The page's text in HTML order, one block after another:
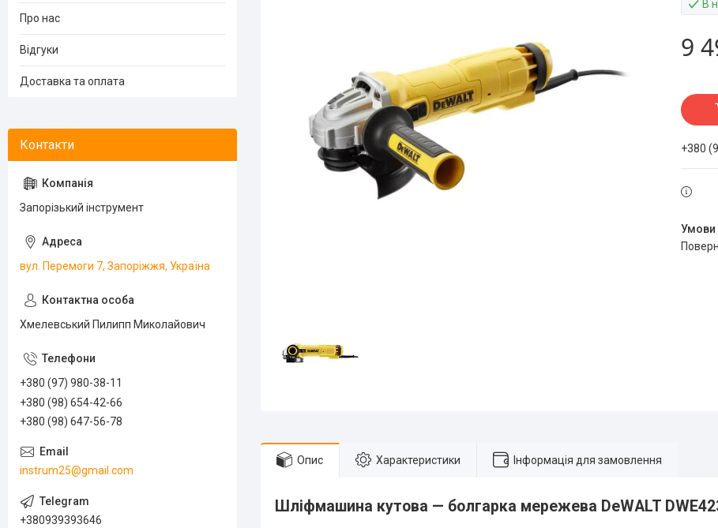
В
9
+380
Опис Характеристики Інформація для замовлення
Шліфмашина кутова — болгарка мережева DeWALT
Про нас
Відгуки
Доставка та оплата
Запорізький інструмент
вул. Перемоги 7, Запоріжжя, Україна
Хмелевський Пилипп Миколайович
+380 (97) 980-38-11
+380 (98) 654-42-66
+380 (98) 647-56-78
instrum25@gmail.com
+380939393646